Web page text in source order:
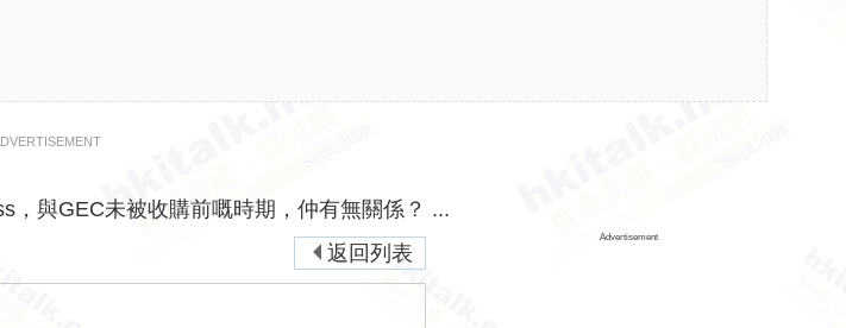
，與GEC未被收購前嘅時期，仲有無關係？ ...
返回列表
Advertisement